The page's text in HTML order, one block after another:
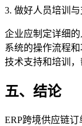
3. 做好人员培训
企业应制定详细
系统的操作流程
技术支持和培训，
五、结论
ERP跨境供应链